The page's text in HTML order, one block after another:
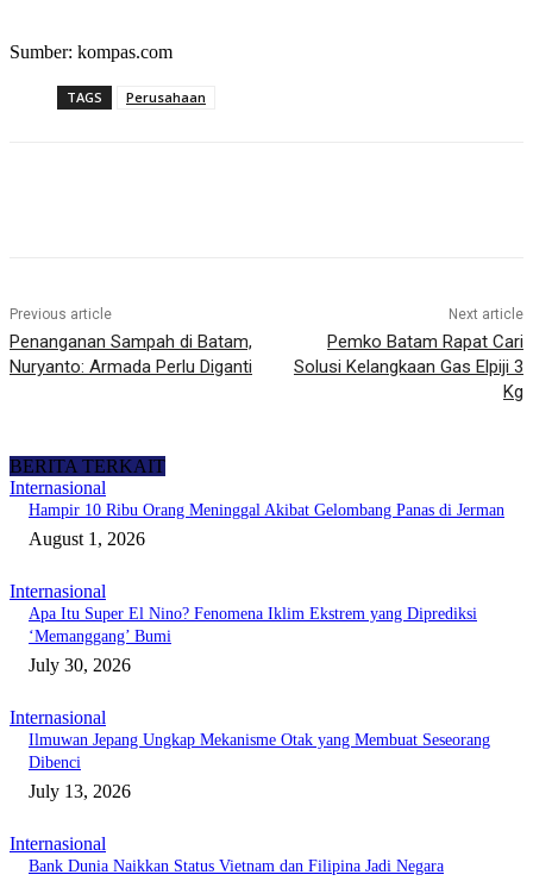
Sumber: kompas.com
TAGS Perusahaan
Previous article
Penanganan Sampah di Batam,
Nuryanto: Armada Perlu Diganti
Next article
Pemko Batam Rapat Cari
Solusi Kelangkaan Gas Elpiji 3
Kg
BERITA TERKAIT
Internasional
Hampir 10 Ribu Orang Meninggal Akibat Gelombang Panas di Jerman
August 1, 2026
Internasional
Apa Itu Super El Nino? Fenomena Iklim Ekstrem yang Diprediksi
‘Memanggang’ Bumi
July 30, 2026
Internasional
Ilmuwan Jepang Ungkap Mekanisme Otak yang Membuat Seseorang
Dibenci
July 13, 2026
Internasional
Bank Dunia Naikkan Status Vietnam dan Filipina Jadi Negara